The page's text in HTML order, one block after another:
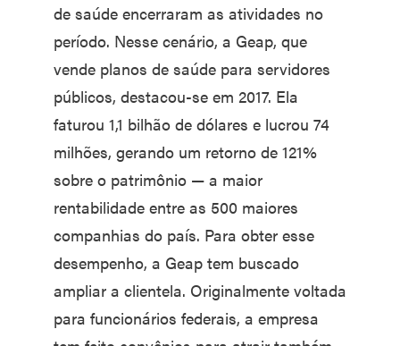
de saúde encerraram as atividades no
período. Nesse cenário, a Geap, que
vende planos de saúde para servidores
públicos, destacou-se em 2017. Ela
faturou 1,1 bilhão de dólares e lucrou 74
milhões, gerando um retorno de 121%
sobre o patrimônio — a maior
rentabilidade entre as 500 maiores
companhias do país. Para obter esse
desempenho, a Geap tem buscado
ampliar a clientela. Originalmente voltada
para funcionários federais, a empresa